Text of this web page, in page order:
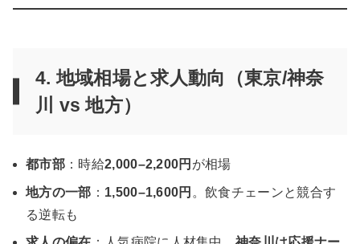
4. 地域相場と求人動向（東京/神奈
川 vs 地方）
都市部：時給2,000–2,200円 が相場
地方の一部 ： 1,500–1,600円 。飲食チェーンと競合す
る逆転も